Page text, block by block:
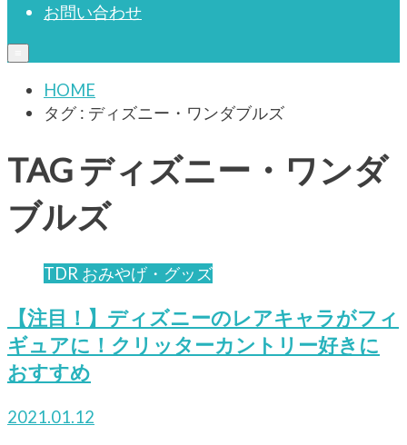
お問い合わせ
HOME
タグ : ディズニー・ワンダブルズ
TAG ディズニー・ワンダ
ブルズ
TDR おみやげ・グッズ
【注目！】ディズニーのレアキャラがフィ
ギュアに！クリッターカントリー好きに
おすすめ
2021.01.12